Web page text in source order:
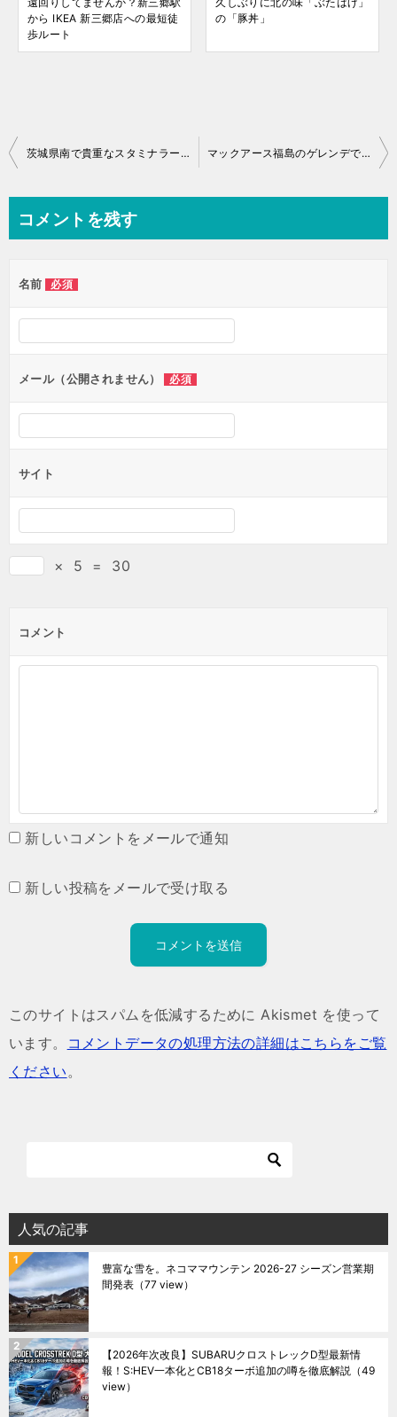
から IKEA 新三郷店への最短徒
歩ルート
の「豚丼」
投
ビ
ー
シ
ョ
ン
茨城県南で貴重なスタミナラーメン がむしゃ マックアース福島のゲレンデでオトク沢山！リボンクラブ
コメントを残す
名前 必須
メール（公開されません） 必須
サイト
× 5 = 30
コメント
新しいコメントをメールで通知
新しい投稿をメールで受け取る
このサイトはスパムを低減するために Akismet を使って
います。
コメントデータの処理方法の詳細はこちらをご覧
ください。
人気の記事
豊富な雪を。ネコママウンテン 2026-27 シーズン営業期
間発表 （77 view）
【2026年次改良】SUBARUクロストレックD型最新情
報！S:HEV一本化とCB18ターボ追加の噂を徹底解説 （49
view）